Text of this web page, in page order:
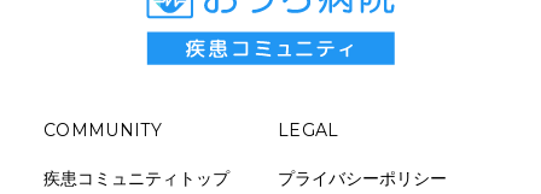
COMMUNITY
疾患コミュニティトップ
LEGAL
プライバシーポリシー